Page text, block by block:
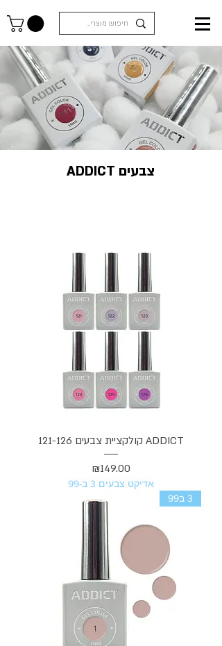
ADDICT צבעים
ADDICT קולקציית צבעים 121-126
מחיר
₪149.00
אדיקט צבעים 3 ב-99
3 ב99